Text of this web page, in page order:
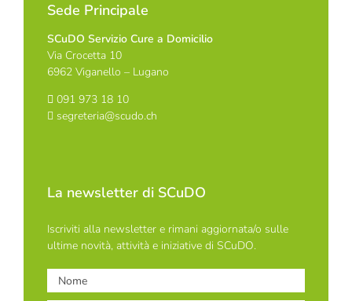
Sede Principale
SCuDO Servizio Cure a Domicilio
Via Crocetta 10
6962 Viganello – Lugano
091 973 18 10
segreteria@scudo.ch
La newsletter di SCuDO
Iscriviti alla newsletter e rimani aggiornata/o sulle
ultime novità, attività e iniziative di SCuDO.